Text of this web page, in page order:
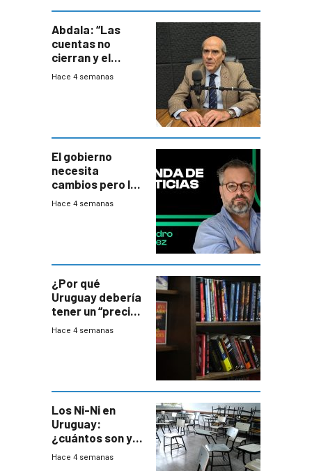
Abdala: “Las
cuentas no
cierran y el
balance del
Hace 4 semanas
El gobierno
necesita
cambios pero los
ministros tienen
Hace 4 semanas
¿Por qué
Uruguay debería
tener un “precio
único” en los
Hace 4 semanas
Los Ni-Ni en
Uruguay:
¿cuántos son y
en dónde están?
Hace 4 semanas